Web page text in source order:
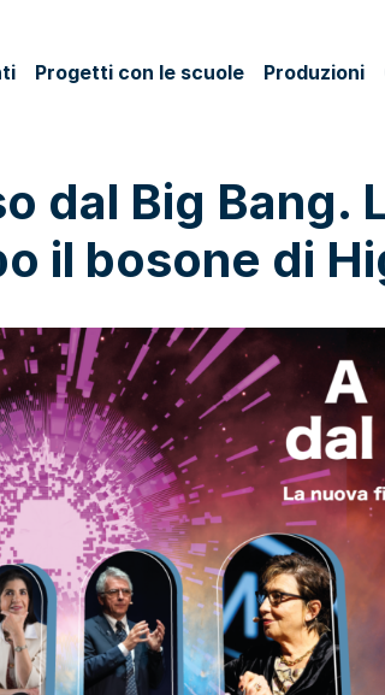
Progetti con le scuole Produzioni
dal Big Bang.
il bosone di